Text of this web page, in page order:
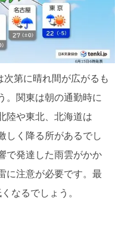
第に晴れ間が広がるも
。関東は朝の通勤時に
陸や東北、北海道は
しく降る所があるでし
で発達した雨雲がかか
に注意が必要です。最
なるでしょう。